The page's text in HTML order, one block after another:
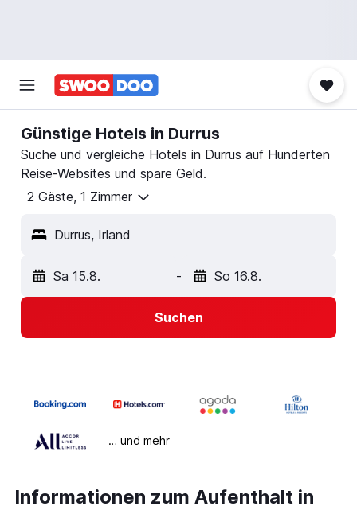
Günstige Hotels in Durrus
Suche und vergleiche Hotels in Durrus auf Hunderten
Reise-Websites und spare Geld.
2 Gäste, 1 Zimmer
Durrus, Irland
Sa 15.8. - So 16.8.
Suchen
… und mehr
Informationen zum Aufenthalt in